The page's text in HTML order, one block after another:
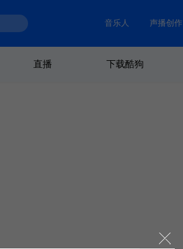
音乐人 声播创作
直播 下载酷狗